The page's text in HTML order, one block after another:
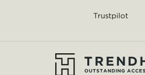
Trustpilot